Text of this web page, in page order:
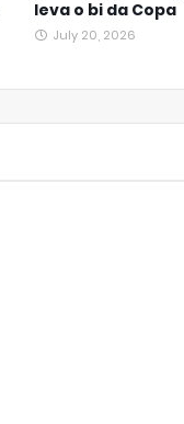
leva o bi da Copa
July 20, 2026